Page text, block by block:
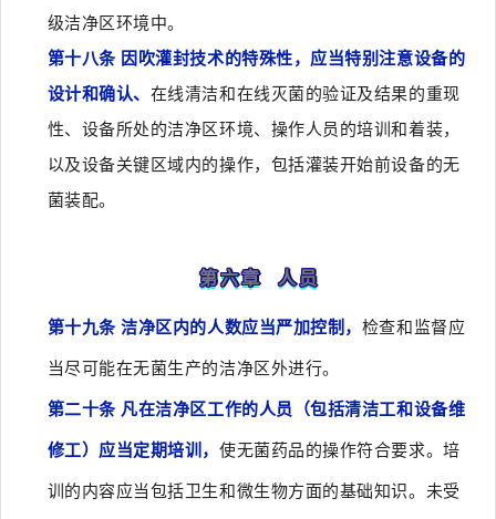
级洁净区环境中。
第十八条 因吹灌封技术的特殊性，应当特别注意设备的
设计和确认、 在线清洁和在线灭菌的验证及结果的重现
性、设备所处的洁净区环境、操作人员的培训和着装，
以及设备关键区域内的操作，包括灌装开始前设备的无
菌装配。
第六章 人员
第十九条 洁净区内的人数应当严加控制， 检查和监督应
当尽可能在无菌生产的洁净区外进行。
第二十条 凡在洁净区工作的人员（包括清洁工和设备维
修工）应当定期培训，使无菌药品的操作符合要求。培
训的内容应当包括卫生和微生物方面的基础知识。未受